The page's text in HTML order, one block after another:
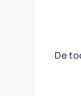
De